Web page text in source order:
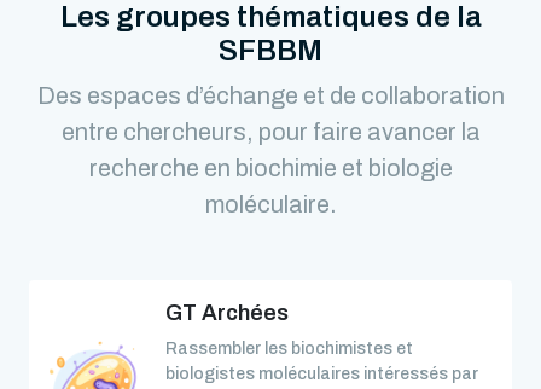
Les groupes thématiques de la
SFBBM
Des espaces d’échange et de collaboration
entre chercheurs, pour faire avancer la
recherche en biochimie et biologie
moléculaire.
GT Archées
Rassembler les biochimistes et
biologistes moléculaires intéressés par